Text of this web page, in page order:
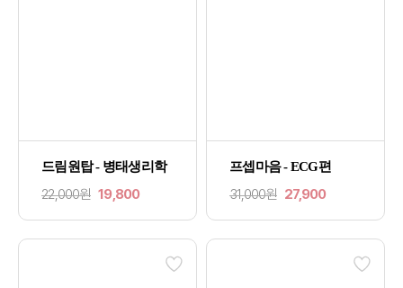
드림원탑 - 병태생리학
22,000원 19,800
프셉마음 - ECG편
31,000원 27,900